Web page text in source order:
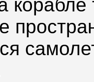
корабле